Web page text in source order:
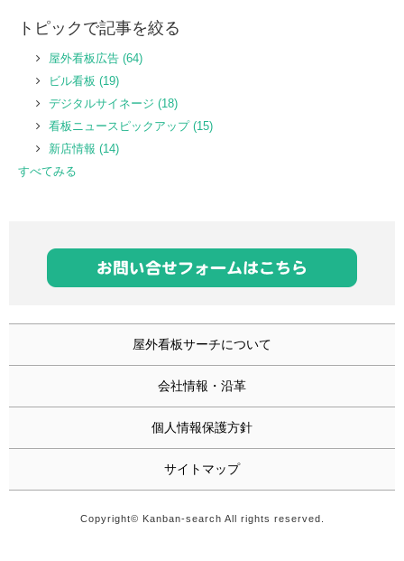
トピックで記事を絞る
屋外看板広告 (64)
ビル看板 (19)
デジタルサイネージ (18)
看板ニュースピックアップ (15)
新店情報 (14)
すべてみる
屋外看板サーチについて
会社情報・沿革
個人情報保護方針
サイトマップ
Copyright© Kanban-search All rights reserved.